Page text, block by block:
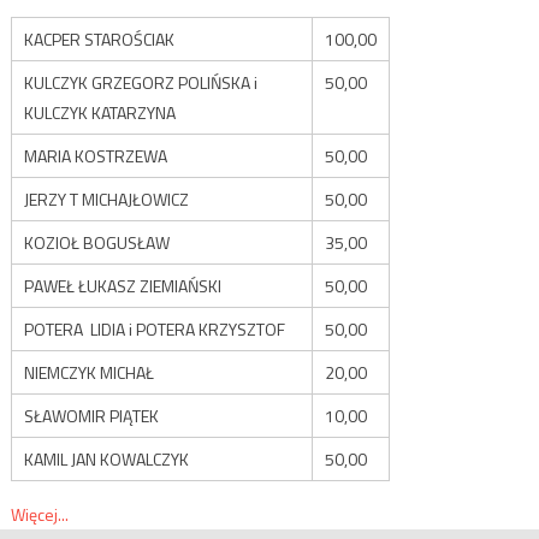
KACPER STAROŚCIAK
100,00
KULCZYK GRZEGORZ POLIŃSKA i
KULCZYK KATARZYNA
50,00
MARIA KOSTRZEWA
50,00
JERZY T MICHAJŁOWICZ
50,00
KOZIOŁ BOGUSŁAW
35,00
PAWEŁ ŁUKASZ ZIEMIAŃSKI
50,00
POTERA LIDIA i POTERA KRZYSZTOF
50,00
NIEMCZYK MICHAŁ
20,00
SŁAWOMIR PIĄTEK
10,00
KAMIL JAN KOWALCZYK
50,00
Więcej...